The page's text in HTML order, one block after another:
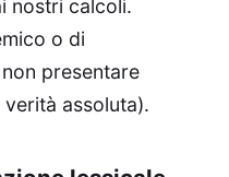
nostri calcoli.
o di
presentare
assoluta).